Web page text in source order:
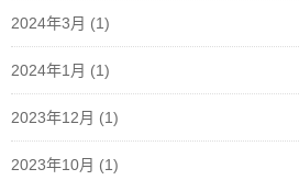
2024年3月 (1)
2024年1月 (1)
2023年12月 (1)
2023年10月 (1)